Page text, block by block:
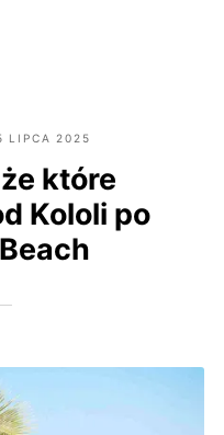
LIPCA 2025
które
Kololi po